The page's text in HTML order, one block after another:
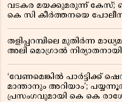
വടകര മയക്കുമരുന്ന് കേസ്;
കെ സി കീർത്തനയെ പോലീസ്
തളിപ്പറമ്പിലെ മുതിർന്ന
അലി മൊഗ്രാൽ നിര്യാതനായി
‘വേണമെങ്കിൽ പാർട്ടിക്ക്
മാന്താനും അറിയാം’;
പ്രസംഗവുമായി കെ കെ